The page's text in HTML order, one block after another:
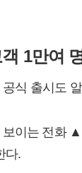
1만여
식 출시도
이는 전화
다.